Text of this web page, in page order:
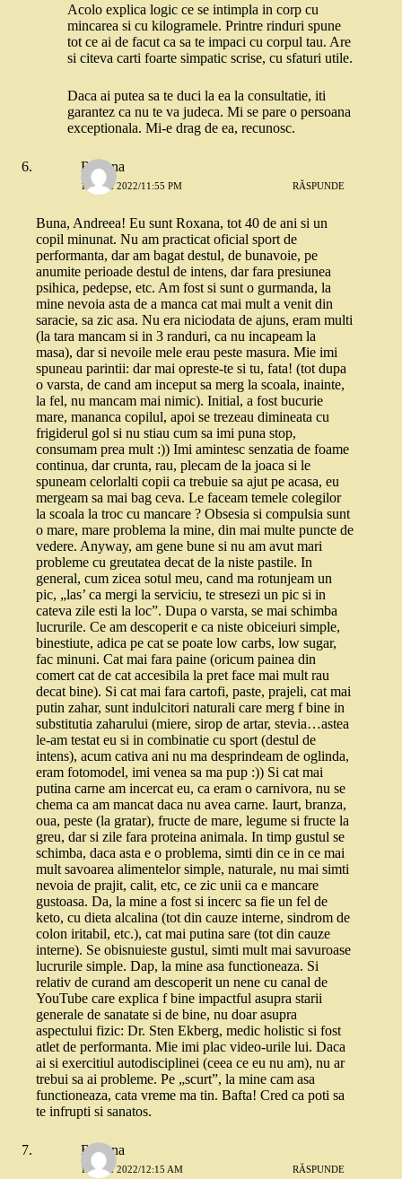
Acolo explica logic ce se intimpla in corp cu
mincarea si cu kilogramele. Printre rinduri spune
tot ce ai de facut ca sa te impaci cu corpul tau. Are
si citeva carti foarte simpatic scrise, cu sfaturi utile.
Daca ai putea sa te duci la ea la consultatie, iti
garantez ca nu te va judeca. Mi se pare o persoana
exceptionala. Mi-e drag de ea, recunosc.
Roxana
12 MAI 2022/11:55 PM RĂSPUNDE
Buna, Andreea! Eu sunt Roxana, tot 40 de ani si un
copil minunat. Nu am practicat oficial sport de
performanta, dar am bagat destul, de bunavoie, pe
anumite perioade destul de intens, dar fara presiunea
psihica, pedepse, etc. Am fost si sunt o gurmanda, la
mine nevoia asta de a manca cat mai mult a venit din
saracie, sa zic asa. Nu era niciodata de ajuns, eram multi
(la tara mancam si in 3 randuri, ca nu incapeam la
masa), dar si nevoile mele erau peste masura. Mie imi
spuneau parintii: dar mai opreste-te si tu, fata! (tot dupa
o varsta, de cand am inceput sa merg la scoala, inainte,
la fel, nu mancam mai nimic). Initial, a fost bucurie
mare, mananca copilul, apoi se trezeau dimineata cu
frigiderul gol si nu stiau cum sa imi puna stop,
consumam prea mult :)) Imi amintesc senzatia de foame
continua, dar crunta, rau, plecam de la joaca si le
spuneam celorlalti copii ca trebuie sa ajut pe acasa, eu
mergeam sa mai bag ceva. Le faceam temele colegilor
la scoala la troc cu mancare ? Obsesia si compulsia sunt
o mare, mare problema la mine, din mai multe puncte de
vedere. Anyway, am gene bune si nu am avut mari
probleme cu greutatea decat de la niste pastile. In
general, cum zicea sotul meu, cand ma rotunjeam un
pic, „las’ ca mergi la serviciu, te stresezi un pic si in
cateva zile esti la loc”. Dupa o varsta, se mai schimba
lucrurile. Ce am descoperit e ca niste obiceiuri simple,
binestiute, adica pe cat se poate low carbs, low sugar,
fac minuni. Cat mai fara paine (oricum painea din
comert cat de cat accesibila la pret face mai mult rau
decat bine). Si cat mai fara cartofi, paste, prajeli, cat mai
putin zahar, sunt indulcitori naturali care merg f bine in
substitutia zaharului (miere, sirop de artar, stevia…astea
le-am testat eu si in combinatie cu sport (destul de
intens), acum cativa ani nu ma desprindeam de oglinda,
eram fotomodel, imi venea sa ma pup :)) Si cat mai
putina carne am incercat eu, ca eram o carnivora, nu se
chema ca am mancat daca nu avea carne. Iaurt, branza,
oua, peste (la gratar), fructe de mare, legume si fructe la
greu, dar si zile fara proteina animala. In timp gustul se
schimba, daca asta e o problema, simti din ce in ce mai
mult savoarea alimentelor simple, naturale, nu mai simti
nevoia de prajit, calit, etc, ce zic unii ca e mancare
gustoasa. Da, la mine a fost si incerc sa fie un fel de
keto, cu dieta alcalina (tot din cauze interne, sindrom de
colon iritabil, etc.), cat mai putina sare (tot din cauze
interne). Se obisnuieste gustul, simti mult mai savuroase
lucrurile simple. Dap, la mine asa functioneaza. Si
relativ de curand am descoperit un nene cu canal de
YouTube care explica f bine impactful asupra starii
generale de sanatate si de bine, nu doar asupra
aspectului fizic: Dr. Sten Ekberg, medic holistic si fost
atlet de performanta. Mie imi plac video-urile lui. Daca
ai si exercitiul autodisciplinei (ceea ce eu nu am), nu ar
trebui sa ai probleme. Pe „scurt”, la mine cam asa
functioneaza, cata vreme ma tin. Bafta! Cred ca poti sa
te infrupti si sanatos.
Roxana
13 MAI 2022/12:15 AM RĂSPUNDE